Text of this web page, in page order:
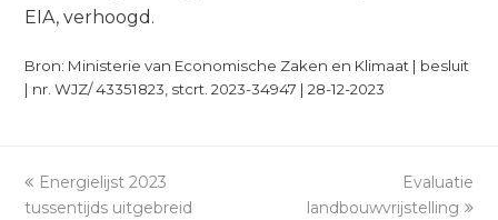
EIA, verhoogd.
Bron: Ministerie van Economische Zaken en Klimaat | besluit
| nr. WJZ/ 43351823, stcrt. 2023-34947 | 28-12-2023
previous
post:
Energielijst 2023
tussentijds uitgebreid
next
post:
Evaluatie
landbouwvrijstelling